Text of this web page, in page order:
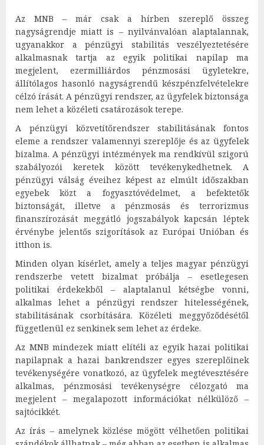
Az MNB – már csak a hírben szereplő összeg
nagyságrendje miatt is – nyilvánvalóan alaptalannak,
ugyanakkor a pénzügyi stabilitás veszélyeztetésére
alkalmasnak tartja az egyik politikai napilap ma
megjelent, ezermilliárdos pénzmosási ügyletekre,
állítólagos hasonló nagyságrendű készpénzfelvételekre
célzó írását. A pénzügyi rendszer, az ügyfelek biztonsága
nem lehet a közéleti csatározások terepe.
A pénzügyi közvetítőrendszer stabilitásának fontos
eleme a rendszer valamennyi szereplője és az ügyfelek
bizalma. A pénzügyi intézmények ma rendkívül szigorú
szabályozói keretek között tevékenykedhetnek. A
pénzügyi válság éveihez képest az elmúlt időszakban
egyebek közt a fogyasztóvédelmet, a befektetők
biztonságát, illetve a pénzmosás és terrorizmus
finanszírozását meggátló jogszabályok kapcsán léptek
érvénybe jelentős szigorítások az Európai Unióban és
itthon is.
Minden olyan kísérlet, amely a teljes magyar pénzügyi
rendszerbe vetett bizalmat próbálja – esetlegesen
politikai érdekekből – alaptalanul kétségbe vonni,
alkalmas lehet a pénzügyi rendszer hitelességének,
stabilitásának csorbítására. Közéleti meggyőződésétől
függetlenül ez senkinek sem lehet az érdeke.
Az MNB mindezek miatt elítéli az egyik hazai politikai
napilapnak a hazai bankrendszer egyes szereplőinek
tevékenységére vonatkozó, az ügyfelek megtévesztésére
alkalmas, pénzmosási tevékenységre célozgató ma
megjelent – megalapozott információkat nélkülöző –
sajtócikkét.
Az írás – amelynek közlése mögött vélhetően politikai